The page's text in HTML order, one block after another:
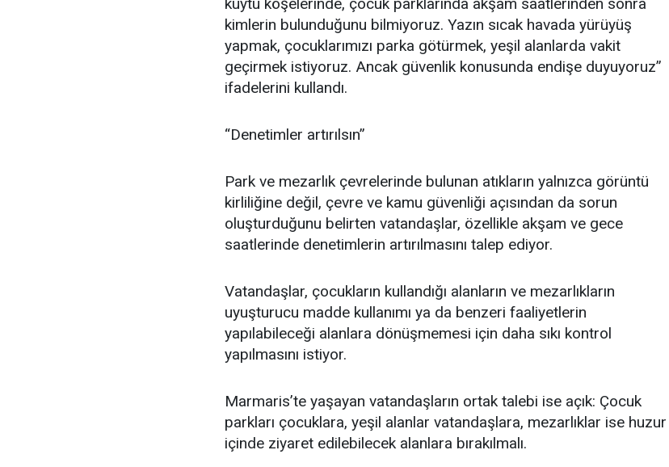
kimlerin bulunduğunu bilmiyoruz. Yazın sıcak havada yürüyüş
yapmak, çocuklarımızı parka götürmek, yeşil alanlarda vakit
geçirmek istiyoruz. Ancak güvenlik konusunda endişe duyuyoruz”
ifadelerini kullandı.
“Denetimler artırılsın”
Park ve mezarlık çevrelerinde bulunan atıkların yalnızca görüntü
kirliliğine değil, çevre ve kamu güvenliği açısından da sorun
oluşturduğunu belirten vatandaşlar, özellikle akşam ve gece
saatlerinde denetimlerin artırılmasını talep ediyor.
Vatandaşlar, çocukların kullandığı alanların ve mezarlıkların
uyuşturucu madde kullanımı ya da benzeri faaliyetlerin
yapılabileceği alanlara dönüşmemesi için daha sıkı kontrol
yapılmasını istiyor.
Marmaris’te yaşayan vatandaşların ortak talebi ise açık: Çocuk
parkları çocuklara, yeşil alanlar vatandaşlara, mezarlıklar ise huzur
içinde ziyaret edilebilecek alanlara bırakılmalı.